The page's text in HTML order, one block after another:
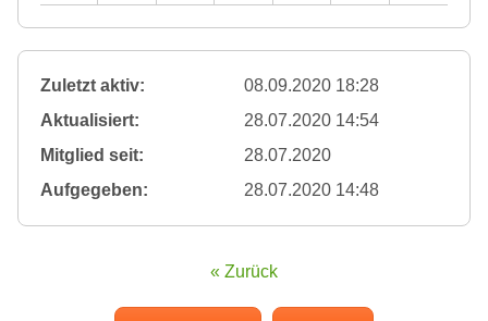
Zuletzt aktiv:
08.09.2020 18:28
Aktualisiert:
28.07.2020 14:54
Mitglied seit:
28.07.2020
Aufgegeben:
28.07.2020 14:48
« Zurück